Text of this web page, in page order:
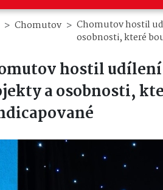
Chomutov
Chomutov hostil
osobnosti, které
hostil
a osobnosti,